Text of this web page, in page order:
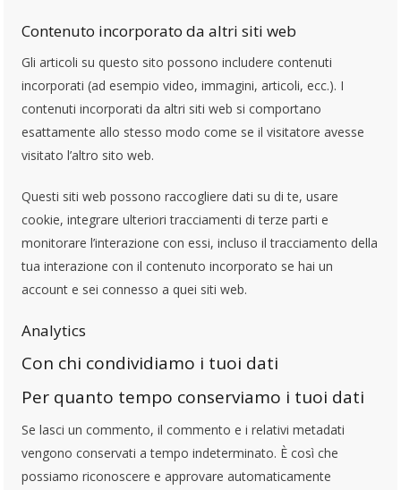
Contenuto incorporato da altri siti web
Gli articoli su questo sito possono includere contenuti
incorporati (ad esempio video, immagini, articoli, ecc.). I
contenuti incorporati da altri siti web si comportano
esattamente allo stesso modo come se il visitatore avesse
visitato l’altro sito web.
Questi siti web possono raccogliere dati su di te, usare
cookie, integrare ulteriori tracciamenti di terze parti e
monitorare l’interazione con essi, incluso il tracciamento della
tua interazione con il contenuto incorporato se hai un
account e sei connesso a quei siti web.
Analytics
Con chi condividiamo i tuoi dati
Per quanto tempo conserviamo i tuoi dati
Se lasci un commento, il commento e i relativi metadati
vengono conservati a tempo indeterminato. È così che
possiamo riconoscere e approvare automaticamente